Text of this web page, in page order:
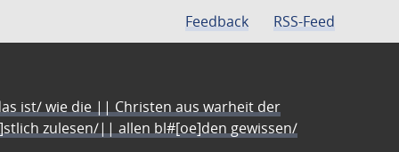
Feedback RSS-Feed
ist/ wie die || Christen aus warheit der
zulesen/|| allen bl#[oe]den gewissen/